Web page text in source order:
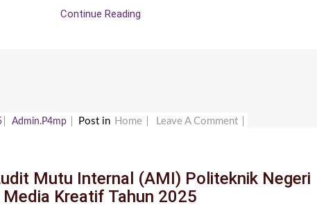
Continue Reading
Admin.p4mp Post in Home Leave A Comment
Mutu
Mutu Internal (AMI) Politeknik Negeri
Media Kreatif Tahun 2025